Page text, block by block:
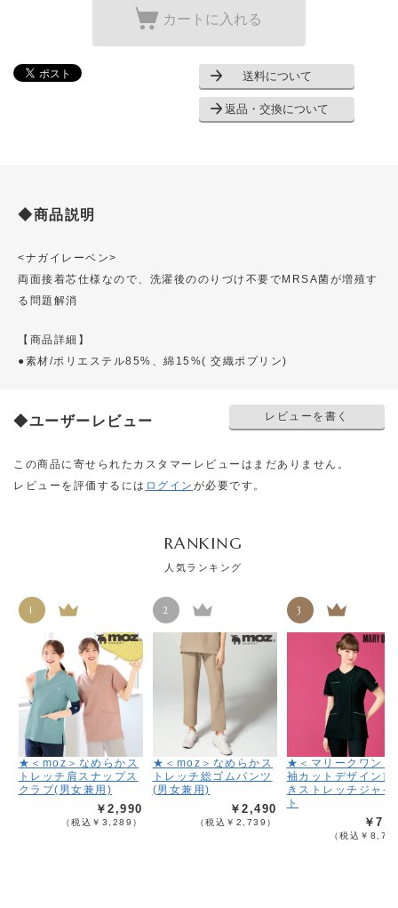
カートに入れる
送料について
返品・交換について
◆商品説明
<ナガイレーベン>
両面接着芯仕様なので、洗濯後ののりづけ不要でMRSA菌が増殖す
る問題解消
【商品詳細】
●素材/ポリエステル85%、綿15%( 交織ポプリン)
◆ユーザーレビュー レビューを書く
この商品に寄せられたカスタマーレビューはまだありません。
レビューを評価するには ログイン が必要です。
RANKING
人気ランキング
1
★＜moz＞なめらかス
トレッチ肩スナップス
クラブ(男女兼用)
￥2,990
（税込￥3,289）
2
★＜moz＞なめらかス
トレッチ総ゴムパンツ
(男女兼用)
￥2,490
（税込￥2,739）
3
★＜マリークワント
袖カットデザイン前
きストレッチジャケ
ト
￥
（税込￥